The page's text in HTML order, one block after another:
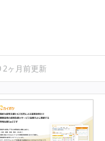
2ヶ月前更新